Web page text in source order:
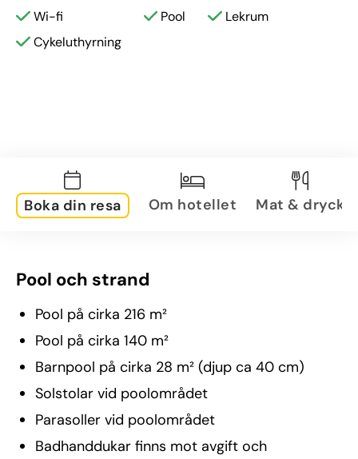
Wi-fi
Pool
Lekrum
Cykeluthyrning
Boka din resa Om hotellet Mat & dryck
Pool och strand
Pool på cirka 216 m²
Pool på cirka 140 m²
Barnpool på cirka 28 m² (djup ca 40 cm)
Solstolar vid poolområdet
Parasoller vid poolområdet
Badhanddukar finns mot avgift och